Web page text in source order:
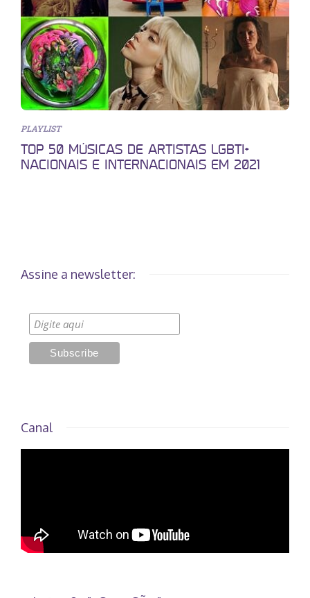
PLAYLIST
TOP 50 MÚSICAS DE ARTISTAS LGBTI+
NACIONAIS E INTERNACIONAIS EM 2021
Assine a newsletter:
Canal